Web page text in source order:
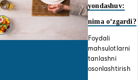
yondashuv:
nima o‘zgardi?
Foydali
mahsulotlarni
tanlashni
osonlashtirish